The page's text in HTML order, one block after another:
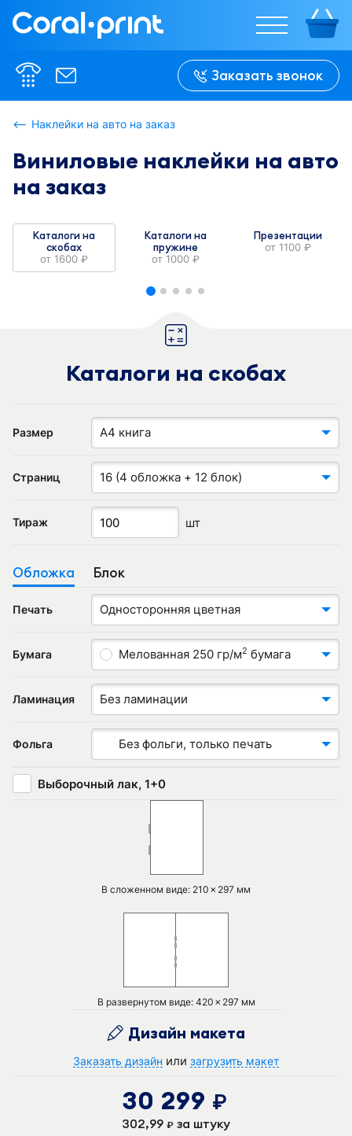
В сложенном
виде:
%h%
В сложенном
виде:
%h%
Заказать звонок
Наклейки на авто на заказ
Виниловые наклейки на авто
на заказ
Каталоги на
скобах
от 1600 руб.
Каталоги на
пружине
от 1000 руб.
Презентации
от 1100 руб.
Каталоги на скобах
Размер А4 книга
Страниц 16 (4 обложка + 12 блок)
Тираж шт
Обложка Блок
Печать Односторонняя цветная
Бумага Мелованная 250 гр/м2 бумага
Ламинация Без ламинации
Фольга Без фольги, только печать
Выборочный лак, 1+0
В сложенном виде: 210✗297 мм
В развернутом виде: 420✗297 мм
Дизайн макета
Заказать дизайн или загрузить макет
30 299 руб.
302,99 руб. за штуку